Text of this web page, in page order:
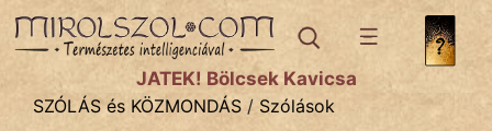
SZÓLÁS ÉS KÖZMONDÁStémák:
Bibliai
JÁTÉK! Bölcsek Kavicsa
SZÓLÁS és KÖZMONDÁS / Szólások